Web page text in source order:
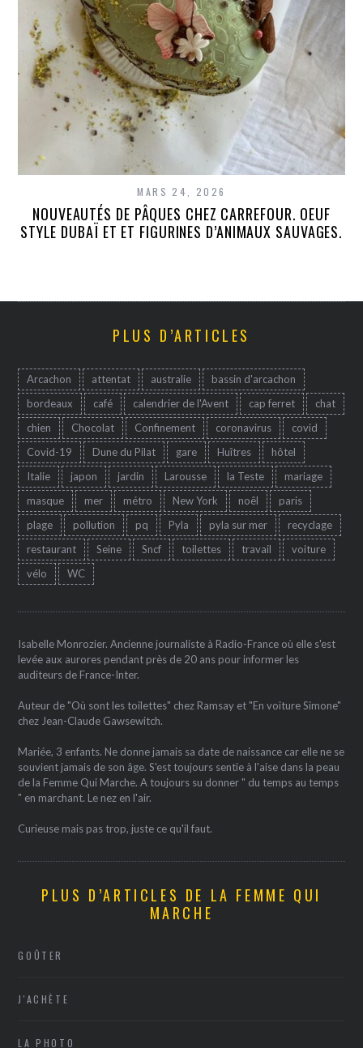
MARS 24, 2026
NOUVEAUTÉS DE PÂQUES CHEZ CARREFOUR. OEUF
STYLE DUBAÏ ET ET FIGURINES D’ANIMAUX SAUVAGES.
PLUS D’ARTICLES
Arcachon attentat australie
bassin d'arcachon
bordeaux
café calendrier de l'Avent cap ferret
chat
chien
Chocolat Confinement coronavirus
covid
Covid-19
Dune du Pilat gare Huîtres
hôtel
Italie
japon jardin Larousse la Teste
mariage
masque
mer métro New York noêl
paris
plage
pollution pq Pyla pyla sur mer
recyclage
restaurant
Seine Sncf toilettes travail
voiture
vélo
WC
Isabelle Monrozier. Ancienne journaliste à Radio-France où elle s'est
levée aux aurores pendant près de 20 ans pour informer les
auditeurs de France-Inter.
Auteur de "Où sont les toilettes" chez Ramsay et "En voiture Simone"
chez Jean-Claude Gawsewitch.
Mariée, 3 enfants. Ne donne jamais sa date de naissance car elle ne se
souvient jamais de son âge. S'est toujours sentie à l'aise dans la peau
de la Femme Qui Marche. A toujours su donner " du temps au temps
" en marchant. Le nez en l'air.
Curieuse mais pas trop, juste ce qu'il faut.
PLUS D’ARTICLES DE LA FEMME QUI
MARCHE
GOÛTER
J'ACHÈTE
LA PHOTO